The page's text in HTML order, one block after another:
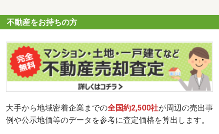
不動産をお持ちの方
大手から地域密着企業までの全国約2,500社が周辺の売出事
例や公示地価等のデータを参考に査定価格を算出します。